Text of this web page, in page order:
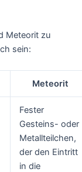
Meteorit zu
sein:
Meteorit
Fester
Gesteins- oder
Metallteilchen,
der den Eintritt
in die